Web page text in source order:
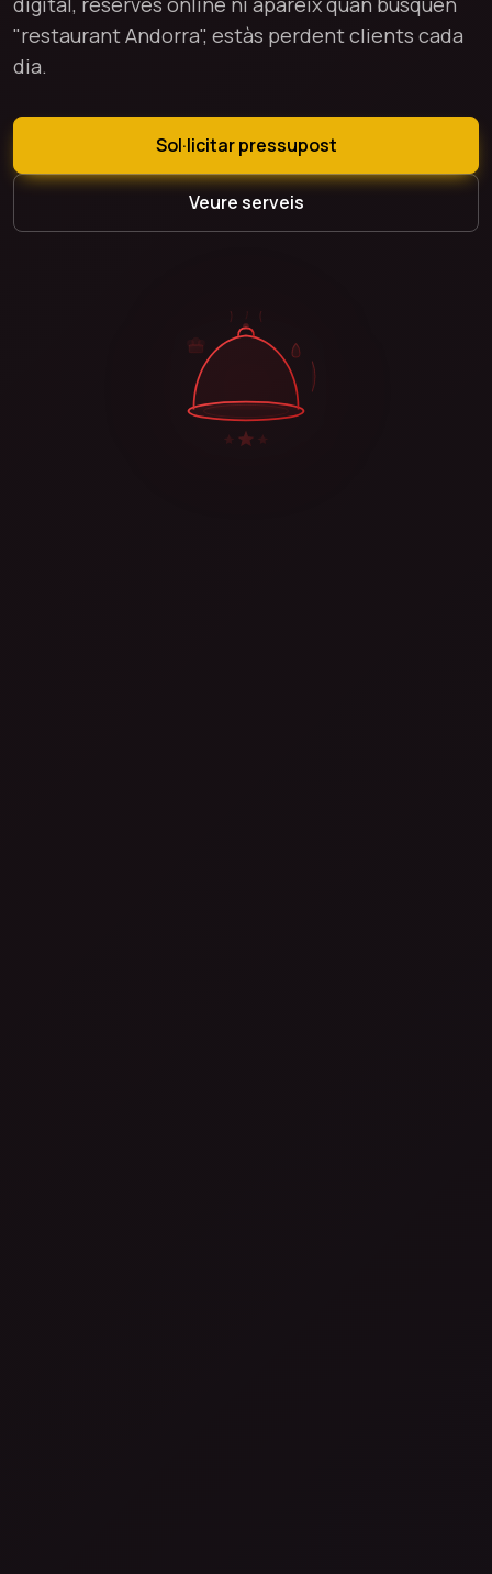
"restaurant Andorra", estàs perdent clients cada
dia.
Sol·licitar pressupost
Veure serveis